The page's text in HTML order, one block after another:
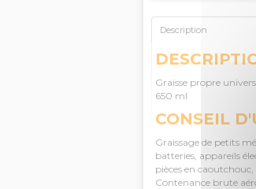
Description
Graisse propre
650 ml
CONSEIL
Graissage de petits
batteries, appareils
pièces en caoutchouc,
Contenance brute